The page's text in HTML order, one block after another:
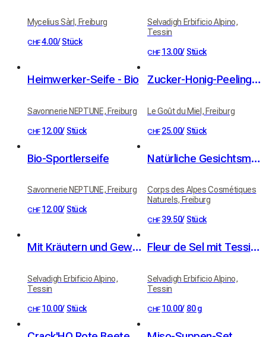
Mycelius Sàrl, Freiburg
CHF4.00/ Stück
Selvadigh Erbificio Alpino,
Tessin
CHF 13.00/ Stück
Heimwerker-Seife - Bio
Savonnerie NEPTUNE, Freiburg
CHF 12.00/ Stück
Zucker-Honig-Peeling aus unseren Bienenständen - Duft Honig-Zitrone
Le Goût du Miel, Freiburg
CHF 25.00/ Stück
Bio-Sportlerseife
Savonnerie NEPTUNE, Freiburg
CHF 12.00/ Stück
Natürliche Gesichtsmaske
Corps des Alpes Cosmétiques
Naturels, Freiburg
CHF 39.50/ Stück
Mit Kräutern und Gewürzen aromatisiertes Salz
Selvadigh Erbificio Alpino,
Tessin
CHF 10.00/ Stück
Fleur de Sel mit Tessiner Merlot und Bergkräutern
Selvadigh Erbificio Alpino,
Tessin
CHF 10.00/ 80 g